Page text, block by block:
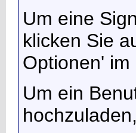
Um eine
klicken Sie
Optionen'
Um ein